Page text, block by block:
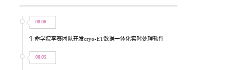
08.06
生命学院李赛团队开发cryo-ET数据一体化实时处理软件
08.05